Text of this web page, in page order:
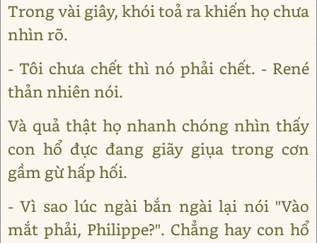
Trong vài giây, khói toả ra khiến họ chưa
nhìn rõ.
- Tôi chưa chết thì nó phải chết. - René
thản nhiên nói.
Và quả thật họ nhanh chóng nhìn thấy
con hổ đực đang giãy giụa trong cơn
gầm gừ hấp hối.
- Vì sao lúc ngài bắn ngài lại nói "Vào
mắt phải, Philippe?". Chẳng hay con hổ